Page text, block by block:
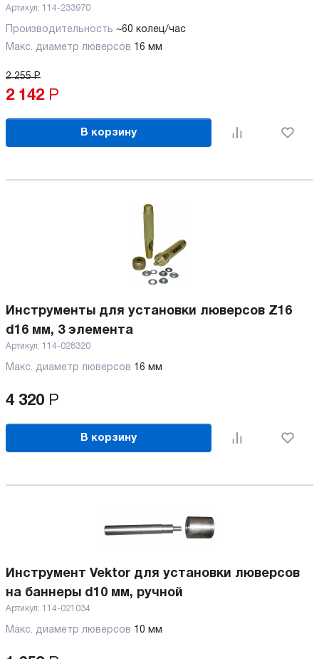
Артикул: 114-233970
Производительность ~60 колец/час
Макс. диаметр люверсов 16 мм
2 255 Р
2 142 Р
В корзину
Инструменты для установки люверсов Z16
d16 мм, 3 элемента
Артикул: 114-028320
Макс. диаметр люверсов 16 мм
4 320 Р
В корзину
Инструмент Vektor для установки люверсов
на баннеры d10 мм, ручной
Артикул: 114-021034
Макс. диаметр люверсов 10 мм